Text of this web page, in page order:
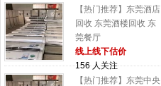
【热门推荐】东莞酒店
回收 东莞酒楼回收 东
莞餐厅
线上线下估价
156 人关注
【热门推荐】东莞中央